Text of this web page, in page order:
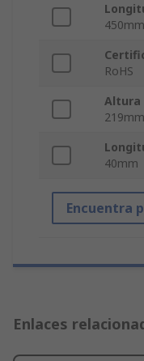
450mm
RoHS
219mm
40mm
Encuentra
Enlaces